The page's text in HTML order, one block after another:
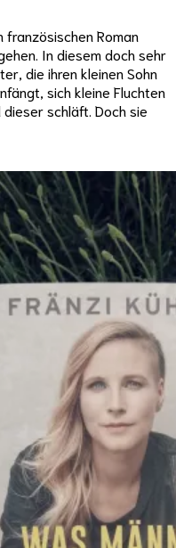
französischen Roman
In diesem doch sehr
die ihren kleinen Sohn
sich kleine Fluchten
dieser schläft. Doch sie